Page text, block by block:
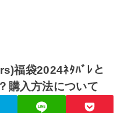
福袋2024ﾈﾀﾊﾞﾚと
購入方法について